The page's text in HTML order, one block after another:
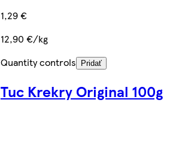
1,29 €
12,90 €/kg
Quantity controls
Pridať
Tuc Krekry Original 100g